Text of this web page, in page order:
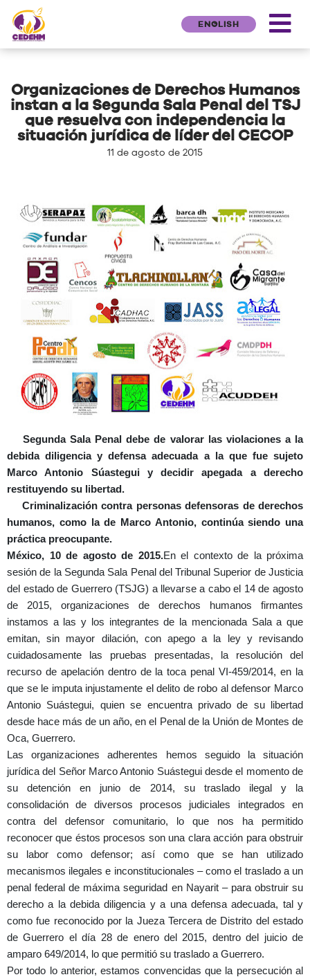
ENGLISH
Organizaciones de Derechos Humanos
instan a la Segunda Sala Penal del TSJ
que resuelva con independencia la
situación jurídica de líder del CECOP
11 de agosto de 2015
Segunda Sala Penal debe de valorar las violaciones a la
debida diligencia y defensa adecuada a la que fue sujeto
Marco Antonio Súastegui y decidir apegada a derecho
restituyendo su libertad.
Criminalización contra personas defensoras de derechos
humanos, como la de Marco Antonio, continúa siendo una
práctica preocupante.
México, 10 de agosto de 2015.En el contexto de la próxima
sesión de la Segunda Sala Penal del Tribunal Superior de Justicia
del estado de Guerrero (TSJG) a llevarse a cabo el 14 de agosto
de 2015, organizaciones de derechos humanos firmantes
instamos a las y los integrantes de la mencionada Sala a que
emitan, sin mayor dilación, con apego a la ley y revisando
cuidadosamente las pruebas presentadas, la resolución del
recurso de apelación dentro de la toca penal VI-459/2014, en la
que se le imputa injustamente el delito de robo al defensor Marco
Antonio Suástegui, quien se encuentra privado de su libertad
desde hace más de un año, en el Penal de la Unión de Montes de
Oca, Guerrero.
Las organizaciones adherentes hemos seguido la situación
jurídica del Señor Marco Antonio Suástegui desde el momento de
su detención en junio de 2014, su traslado ilegal y la
consolidación de diversos procesos judiciales integrados en
contra del defensor comunitario,
lo que nos ha permitido
reconocer que éstos procesos son una clara acción para obstruir
su labor como defensor; así como que se han utilizado
mecanismos ilegales e inconstitucionales – como el traslado a un
penal federal de máxima seguridad en Nayarit – para obstruir su
derecho a la debida diligencia y a una defensa adecuada, tal y
como fue reconocido por la Jueza Tercera de Distrito del estado
de Guerrero el día 28 de enero del 2015, dentro del juicio de
amparo 649/2014, lo que permitió su traslado a Guerrero.
Por todo lo anterior, estamos convencidas que la persecución al